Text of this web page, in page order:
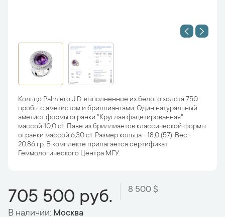
Кольцо Palmiero J.D. выполненное из белого золота 750
пробы с аметистом и бриллиантами. Один натуральный
аметист формы огранки "Круглая фацетированная"
массой 10,0 ct. Паве из бриллиантов классической формы
огранки массой 6,30 ct. Размер кольца - 18,0 (57). Вес -
20,86 гр. В комплекте прилагается сертификат
Геммологического Центра МГУ.
705 500 руб. 8 500 $
В наличии: Москва